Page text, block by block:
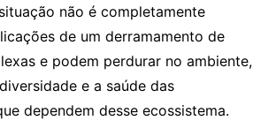
não é completamente
de um derramamento de
e podem perdurar no ambiente,
e a saúde das
dependem desse ecossistema.